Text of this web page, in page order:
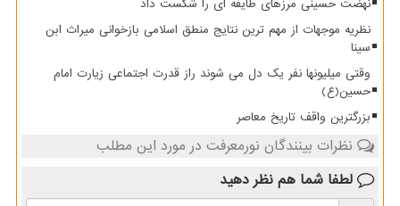
نهضت حسینی مرزهای طایفه ای را شکست داد
نظریه موجهات از مهم ترین نتایج منطق اسلامی بازخوانی میراث ابن
سینا
وقتی میلیونها نفر یک دل می شوند راز قدرت اجتماعی زیارت امام
حسین(ع)
بزرگترین واقف تاریخ معاصر
نظرات بینندگان نورمعرفت در مورد این مطلب
لطفا شما هم نظر دهید